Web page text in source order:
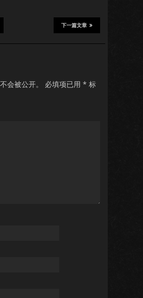
下一篇文章
会被公开。 必填项已用 * 标